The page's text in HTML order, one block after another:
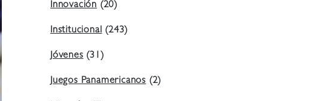
Innovación (20)
Institucional(243)
Jóvenes(31)
Juegos Panamericanos (2)